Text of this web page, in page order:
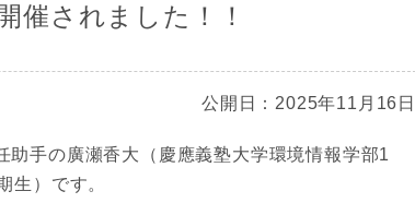
催されました！！
公開日：2025年11月16日
助手の廣瀬香大（慶應義塾大学環境情報学部1
生）です。